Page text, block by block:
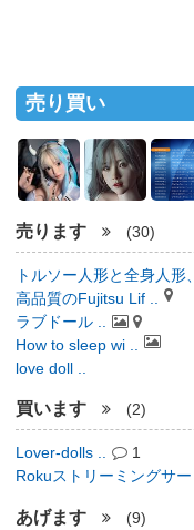
売り買い
売ります (30)
トルソー人形と全身人形
高品質のFujitsu Lif ..
ラブドール ..
How to sleep wi ..
love doll ..
買います (2)
Lover-dolls .. 1
Rokuストリーミングサ
あげます (9)